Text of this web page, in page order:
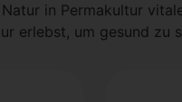
in Per­ma­kul­tur
erlebst, um gesund zu